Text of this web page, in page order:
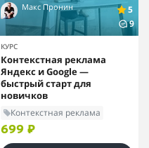
Макс Пронин
5
9
КУРС
Контекстная реклама
Яндекс и Google —
быстрый старт для
новичков
Контекстная реклама
699 ₽